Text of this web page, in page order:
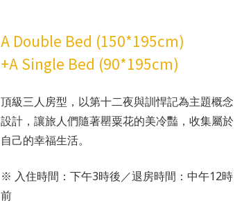
A Double Bed (150*195cm)
+A Single Bed (90*195cm)
頂級三人房型，以第十二夜與訓悍記為主題概念
設計，讓旅人們隨著罌粟花的美冷豔，收集屬於
自己的幸福生活。
※ 入住時間：下午3時後／退房時間：中午12時
前